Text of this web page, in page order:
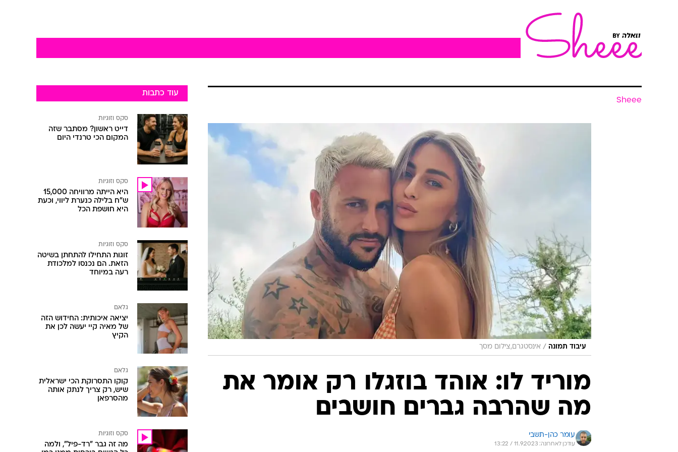
Sheee
עיבוד תמונה / אינסטגרם,צילום מסך
מוריד לו: אוהד בוזגלו רק אומר את
מה שהרבה גברים חושבים
עומר כהן-תשבי
עודכן לאחרונה: 11.9.2023 / 13:22
עוד כתבות
סקס וזוגיות
דייט ראשון? מסתבר שזה
המקום הכי טרנדי היום
סקס וזוגיות
היא הייתה מרוויחה 15,000
ש"ח בלילה כנערת ליווי, וכעת
היא חושפת הכל
סקס וזוגיות
זוגות התחילו להתחתן בשיטה
הזאת. הם נכנסו למלכודת
רעה במיוחד
גלאם
יציאה איכותית: החידוש הזה
של מאיה קיי יעשה לכן את
הקיץ
גלאם
קוקו התסרוקת הכי ישראלית
שיש, רק צריך לנתק אותה
מהסרפאן
סקס וזוגיות
מה זה גבר "רד-פיל", ולמה